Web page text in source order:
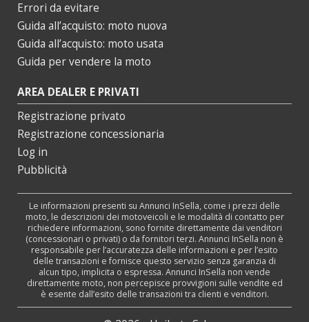
Errori da evitare
Guida all’acquisto: moto nuova
Guida all’acquisto: moto usata
Guida per vendere la moto
AREA DEALER E PRIVATI
Registrazione privato
Registrazione concessionaria
Log in
Pubblicità
Le informazioni presenti su Annunci InSella, come i prezzi delle
moto, le descrizioni dei motoveicoli e le modalità di contatto per
richiedere informazioni, sono fornite direttamente dai venditori
(concessionari o privati) o da fornitori terzi. Annunci InSella non è
responsabile per l’accuratezza delle informazioni e per l’esito
delle transazioni e fornisce questo servizio senza garanzia di
alcun tipo, implicita o espressa. Annunci InSella non vende
direttamente moto, non percepisce provvigioni sulle vendite ed
è esente dall’esito delle transazioni tra clienti e venditori.